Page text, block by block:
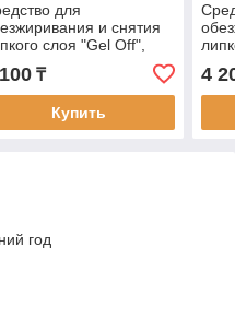
для
и снятия
слоя "Gel Off",
₸
Купить
4
год